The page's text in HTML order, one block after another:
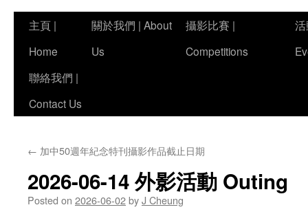
主頁 |
Home
關於我們 | About
Us
攝影比賽 |
Competitions
聯絡我們 |
Contact Us
← 加中50週年紀念特刊攝影作品截止日期
2026-06-14 外影活動 Outing
Posted on 2026-06-02byJ Cheung